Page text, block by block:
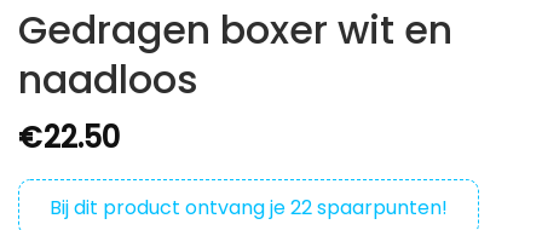
Gedragen boxer wit en
naadloos
€22.50
Bij dit product ontvang je22spaarpunten!